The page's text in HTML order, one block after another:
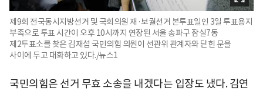
제9회 전국동시지방선거 및 국회의원 재·보궐선거 본투표일인 3일 투표용지
부족으로 투표 시간이 오후 10시까지 연장된 서울 송파구 잠실7동
제2투표소를 찾은 김재섭 국민의힘 의원이 선관위 관계자와 닫힌 문을
사이에 두고 대화하고 있다./뉴스1
국민의힘은 선거 무효 소송을 내겠다는 입장도 냈다. 김연